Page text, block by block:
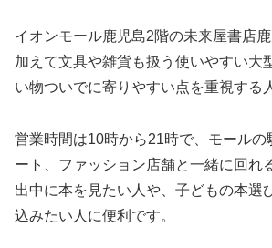
イオンモール鹿児島2階の未来屋書店
加えて文具や雑貨も扱う使いやすい大
い物ついでに寄りやすい点を重視する
営業時間は10時から21時で、モールの
ート、ファッション店舗と一緒に回れ
出中に本を見たい人や、子どもの本選
込みたい人に便利です。